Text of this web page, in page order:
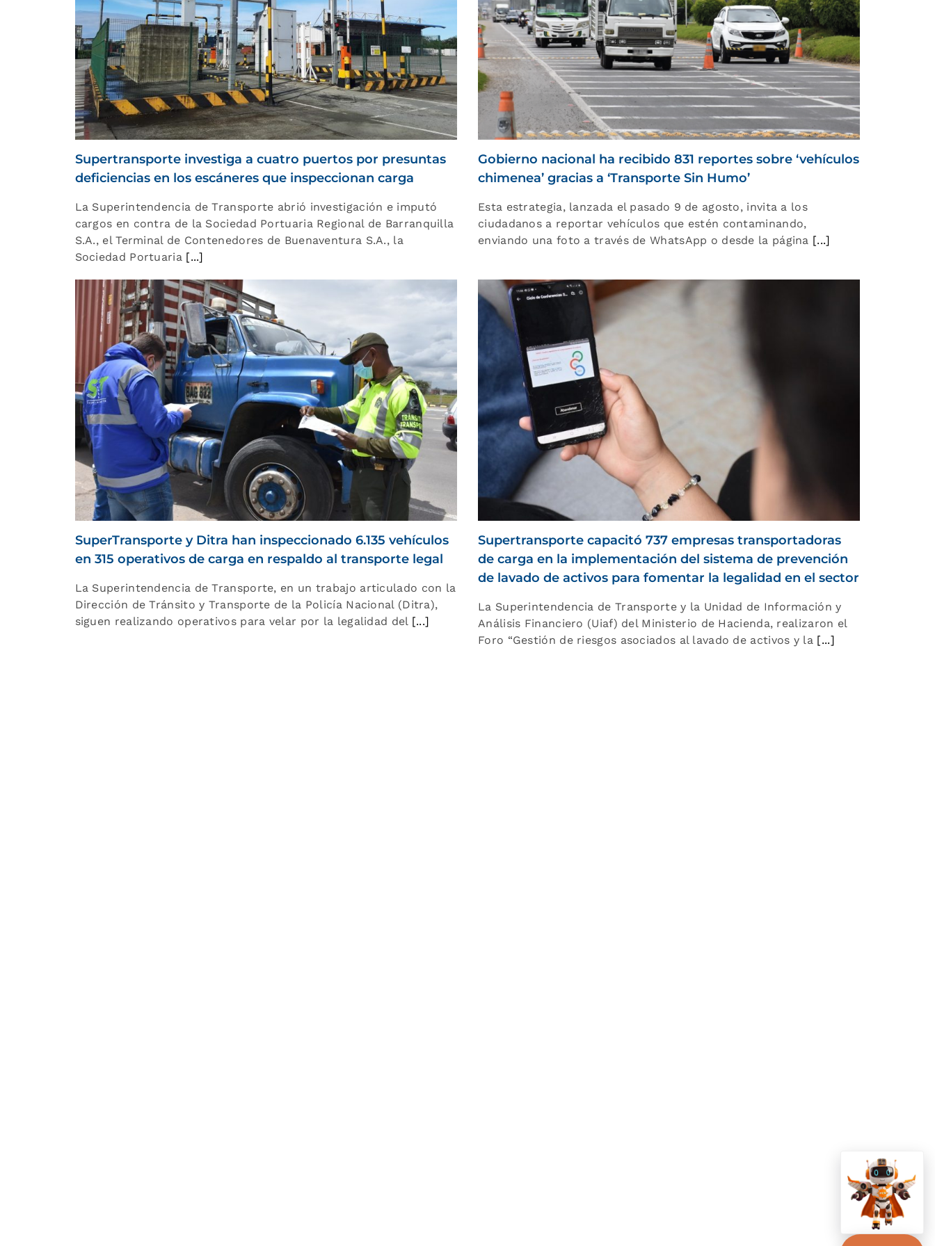
Supertransporte investiga a cuatro puertos por presuntas
deficiencias en los escáneres que inspeccionan carga
La Superintendencia de Transporte abrió investigación e imputó
cargos en contra de la Sociedad Portuaria Regional de Barranquilla
S.A., el Terminal de Contenedores de Buenaventura S.A., la
Sociedad Portuaria[...]
Gobierno nacional ha recibido 831 reportes sobre ‘vehículos
chimenea’ gracias a ‘Transporte Sin Humo’
Esta estrategia, lanzada el pasado 9 de agosto, invita a los
ciudadanos a reportar vehículos que estén contaminando,
enviando una foto a través de WhatsApp o desde la página [...]
SuperTransporte y Ditra han inspeccionado 6.135 vehículos
en 315 operativos de carga en respaldo al transporte legal
La Superintendencia de Transporte, en un trabajo articulado con la
Dirección de Tránsito y Transporte de la Policía Nacional (Ditra),
siguen realizando operativos para velar por la legalidad del [...]
Supertransporte capacitó 737 empresas transportadoras
de carga en la implementación del sistema de prevención
de lavado de activos para fomentar la legalidad en el sector
La Superintendencia de Transporte y la Unidad de Información y
Análisis Financiero (Uiaf) del Ministerio de Hacienda, realizaron el
Foro “Gestión de riesgos asociados al lavado de activos y la [...]